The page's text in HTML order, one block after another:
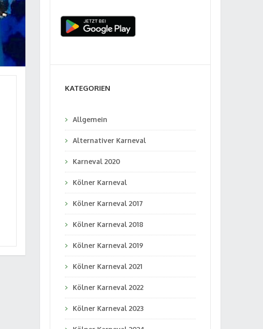
KATEGORIEN
Allgemein
Alternativer Karneval
Karneval 2020
Kölner Karneval
Kölner Karneval 2017
Kölner Karneval 2018
Kölner Karneval 2019
Kölner Karneval 2021
Kölner Karneval 2022
Kölner Karneval 2023